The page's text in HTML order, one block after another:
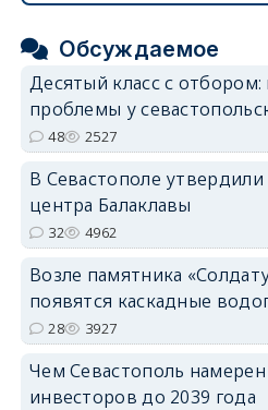
Обсуждаемое
Десятый класс с отбором:
проблемы у
48 2527
В Севастополе
центра Балаклавы
32 4962
Возле памятника
появятся каскадные
28 3927
Чем Севастополь
инвесторов до 2039 года